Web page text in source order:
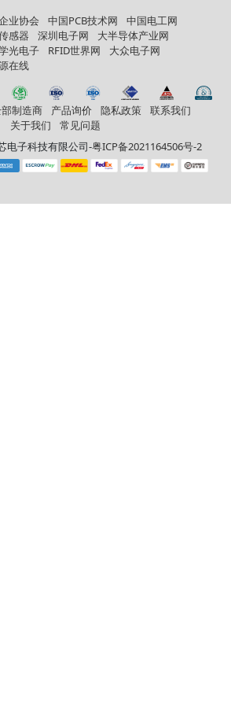
业协会 中国PCB技术网
中国电工网
感器 深圳电子网
大半导体产业网
光电子 RFID世界网
大众电子网
在线
制造商 产品询价 隐私政策
联系我们
关于我们
常见问题
电子科技有限公司-粤ICP备2021164506号-2